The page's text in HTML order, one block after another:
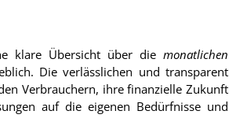
klare Übersicht über die monatlichen
Die verlässlichen und transparent
Verbrauchern, ihre finanzielle Zukunft
auf die eigenen Bedürfnisse und